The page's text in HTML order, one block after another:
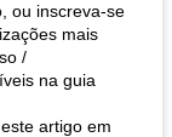
ou inscreva-se
mais
/
na guia
artigo em